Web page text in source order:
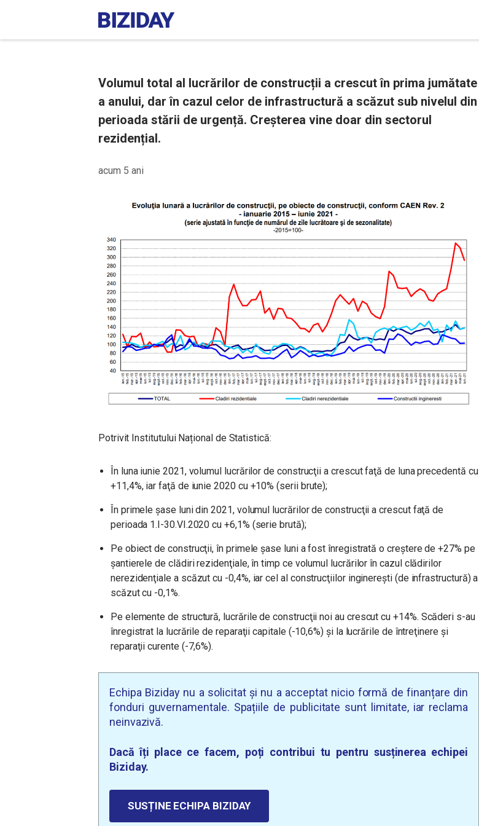
Volumul total al lucrărilor de construcții a crescut în prima jumătate
a anului, dar în cazul celor de infrastructură a scăzut sub nivelul din
perioada stării de urgență. Creșterea vine doar din sectorul
rezidențial.
acum 5 ani
Potrivit Institutului Național de Statistică:
În luna iunie 2021, volumul lucrărilor de construcţii a crescut faţă de luna precedentă cu
+11,4%, iar faţă de iunie 2020 cu +10% (serii brute);
În primele șase luni din 2021, volumul lucrărilor de construcţii a crescut faţă de
perioada 1.I-30.VI.2020 cu +6,1% (serie brută);
Pe obiect de construcţii, în primele șase luni a fost înregistrată o creştere de +27% pe
șantierele de clădiri rezidenţiale, în timp ce volumul lucrărilor în cazul clădirilor
nerezidenţiale a scăzut cu -0,4%, iar cel al construcţiilor inginereşti (de infrastructură) a
scăzut cu -0,1%.
Pe elemente de structură, lucrările de construcţii noi au crescut cu +14%. Scăderi s-au
înregistrat la lucrările de reparaţii capitale (-10,6%) şi la lucrările de întreţinere şi
reparaţii curente (-7,6%).
Echipa Biziday nu a solicitat și nu a acceptat nicio formă de finanțare din
fonduri guvernamentale. Spațiile de publicitate sunt limitate, iar reclama
neinvazivă.
Dacă îți place ce facem, poți contribui tu pentru susținerea echipei
Biziday.
SUSȚINE ECHIPA BIZIDAY